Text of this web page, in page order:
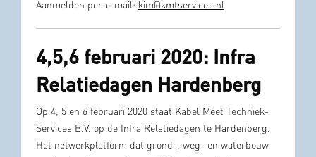
Aanmelden per e-mail: kim@kmtservices.nl
4,5,6 februari 2020: Infra
Relatiedagen Hardenberg
Op 4, 5 en 6 februari 2020 staat Kabel Meet Techniek-
Services B.V. op de Infra Relatiedagen te Hardenberg.
Het netwerkplatform dat grond-, weg- en waterbouw